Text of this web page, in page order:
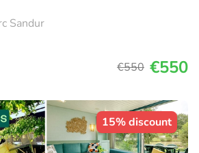
Sandur
€550 €550
15% discount